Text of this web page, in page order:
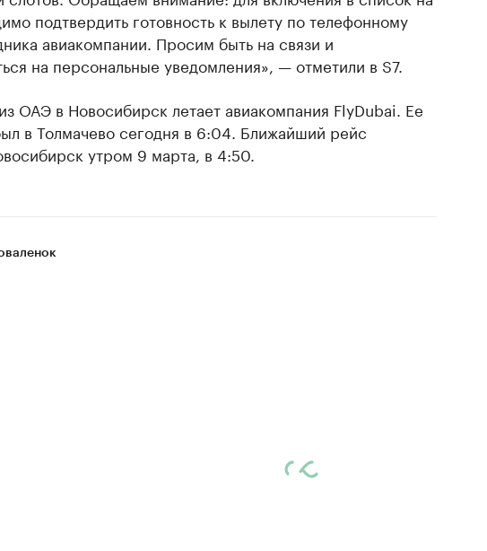
подтвердить готовность к вылету по телефонному
авиакомпании. Просим быть на связи и
на персональные уведомления», — отметили в S7.
ОАЭ в Новосибирск летает авиакомпания FlyDubai. Ее
в Толмачево сегодня в 6:04. Ближайший рейс
утром 9 марта, в 4:50.